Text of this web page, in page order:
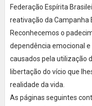
Federação Espírita
reativação da Campanha
Reconhecemos o
dependência emocional
causados pela utilização
libertação do vício que
realidade da vida.
As páginas seguintes